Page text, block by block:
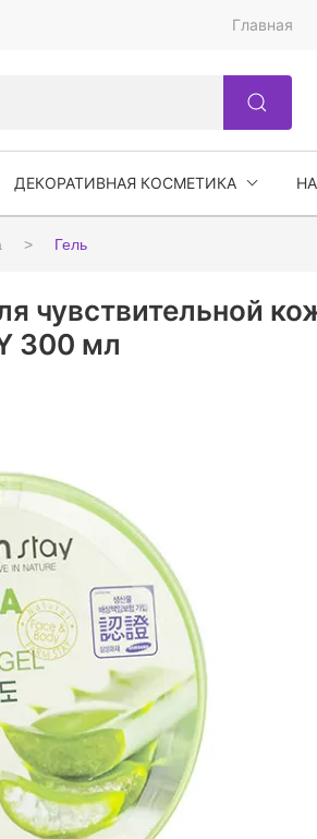
Главная
ДЕКОРАТИВНАЯ КОСМЕТИКА
Гель
чувствительной
300 мл